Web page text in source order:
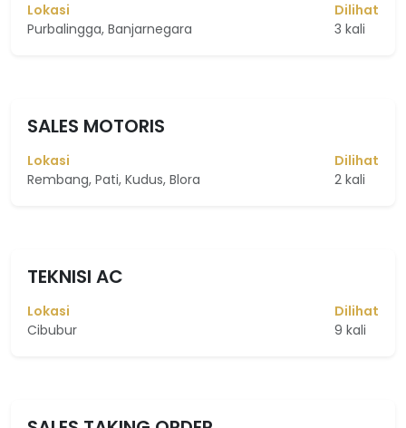
Lokasi
Purbalingga, Banjarnegara
Dilihat
3 kali
SALES MOTORIS
Lokasi
Rembang, Pati, Kudus, Blora
Dilihat
2 kali
TEKNISI AC
Lokasi
Cibubur
Dilihat
9 kali